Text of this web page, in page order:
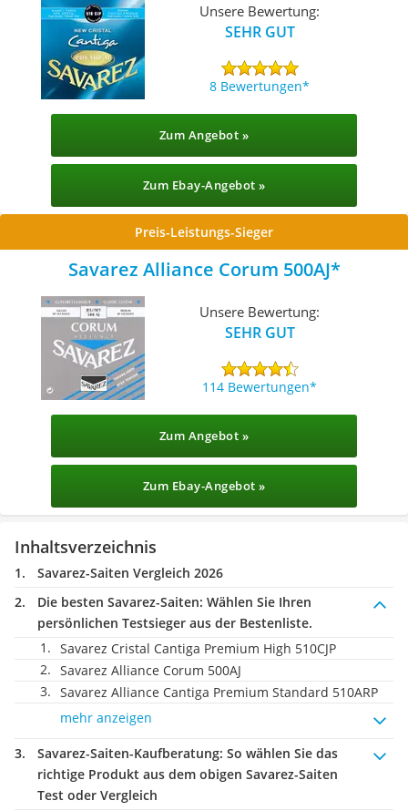
Unsere Bewertung:
SEHR GUT
8 Bewertungen
Zum Angebot »
Zum Ebay-Angebot »
Preis-Leistungs-Sieger
Savarez Alliance Corum 500AJ
Unsere Bewertung:
SEHR GUT
114 Bewertungen
Zum Angebot »
Zum Ebay-Angebot »
Inhaltsverzeichnis
Savarez-Saiten Vergleich 2026
Die besten Savarez-Saiten: Wählen Sie Ihren
persönlichen Testsieger aus der Bestenliste.
Savarez Cristal Cantiga Premium High 510CJP
Savarez Alliance Corum 500AJ
Savarez Alliance Cantiga Premium Standard 510ARP
mehr anzeigen
Savarez-Saiten-Kaufberatung: So wählen Sie das
richtige Produkt aus dem obigen Savarez-Saiten
Test oder Vergleich